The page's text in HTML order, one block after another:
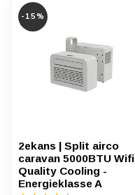
-15%
2ekans | Split airco
caravan 5000BTU Wifi
Quality Cooling -
Energieklasse A